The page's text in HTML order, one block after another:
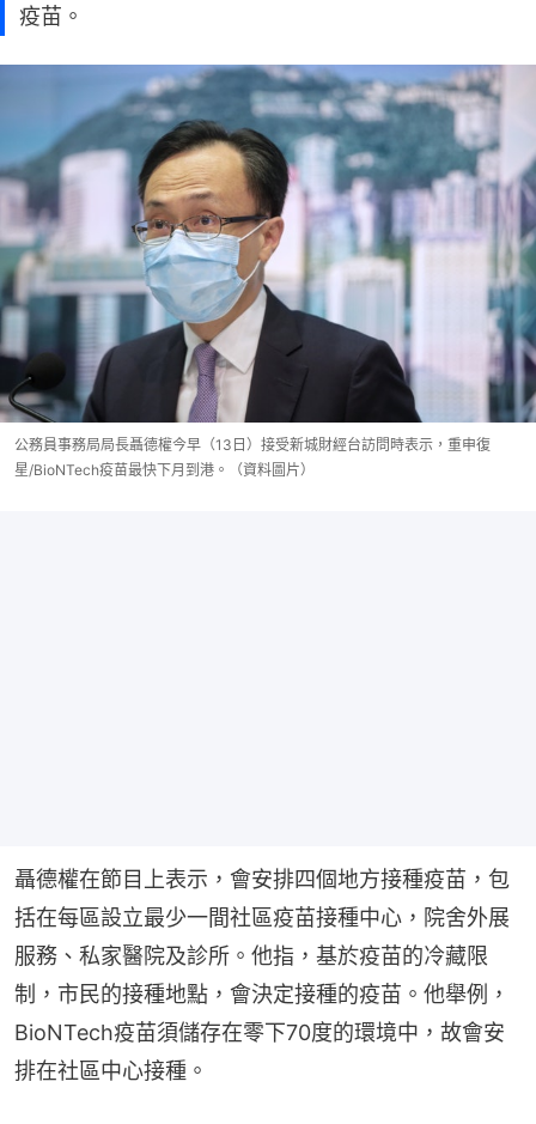
疫苗。
公務員事務局局長聶德權今早（13日）接受新城財經台訪問時表示，重申復
星/BioNTech疫苗最快下月到港。（資料圖片）
聶德權在節目上表示，會安排四個地方接種疫苗，包
括在每區設立最少一間社區疫苗接種中心，院舍外展
服務、私家醫院及診所。他指，基於疫苗的冷藏限
制，市民的接種地點，會決定接種的疫苗。他舉例，
BioNTech疫苗須儲存在零下70度的環境中，故會安
排在社區中心接種。